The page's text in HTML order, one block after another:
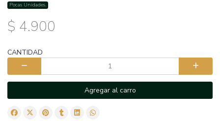
Pocas Unidades.
$ 4.900
CANTIDAD
Agregar al carro